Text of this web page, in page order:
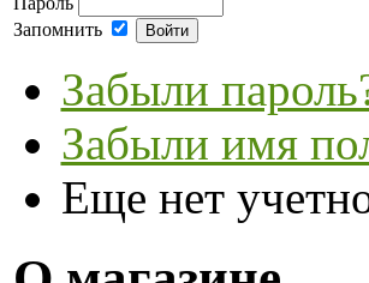
Запомнить
Забыли
Забыли имя
Еще нет